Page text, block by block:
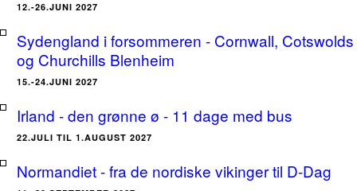
12.-26.JUNI 2027
Sydengland i forsommeren - Cornwall, Cotswolds
og Churchills Blenheim
15.-24.JUNI 2027
Irland - den grønne ø - 11 dage med bus
22.JULI TIL 1.AUGUST 2027
Normandiet - fra de nordiske vikinger til D-Dag